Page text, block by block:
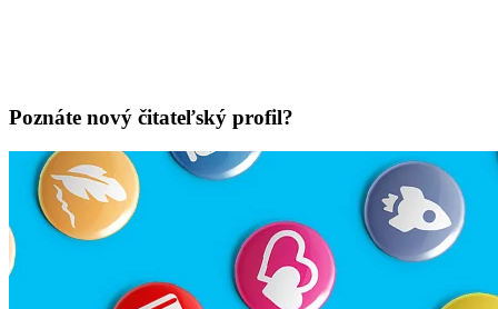
Poznáte nový čitateľský profil?